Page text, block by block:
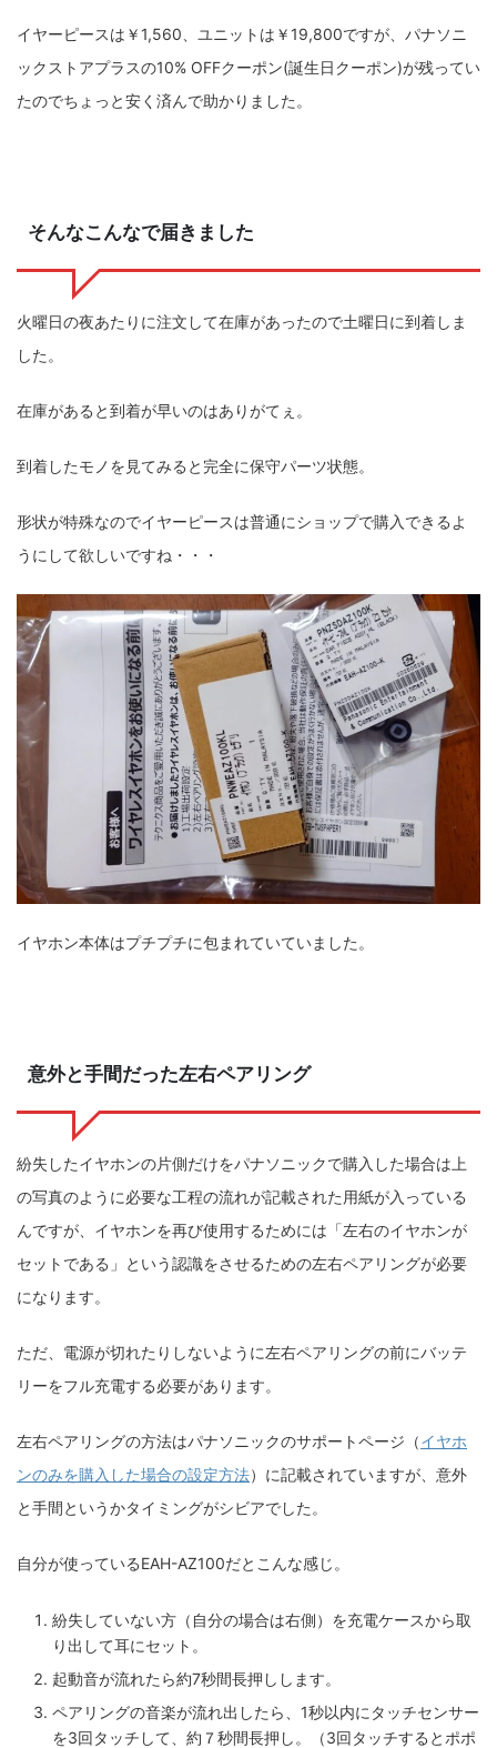
イヤーピースは￥1,560、ユニットは￥19,800ですが、パナソニ
ックストアプラスの10% OFFクーポン(誕生日クーポン)が残ってい
たのでちょっと安く済んで助かりました。
そんなこんなで届きました
火曜日の夜あたりに注文して在庫があったので土曜日に到着しま
した。
在庫があると到着が早いのはありがてぇ。
到着したモノを見てみると完全に保守パーツ状態。
形状が特殊なのでイヤーピースは普通にショップで購入できるよ
うにして欲しいですね・・・
イヤホン本体はプチプチに包まれていていました。
意外と手間だった左右ペアリング
紛失したイヤホンの片側だけをパナソニックで購入した場合は上
の写真のように必要な工程の流れが記載された用紙が入っている
んですが、イヤホンを再び使用するためには「左右のイヤホンが
セットである」という認識をさせるための左右ペアリングが必要
になります。
ただ、電源が切れたりしないように左右ペアリングの前にバッテ
リーをフル充電する必要があります。
左右ペアリングの方法はパナソニックのサポートページ（イヤホ
ンのみを購入した場合の設定方法）に記載されていますが、意外
と手間というかタイミングがシビアでした。
自分が使っているEAH-AZ100だとこんな感じ。
紛失していない方（自分の場合は右側）を充電ケースから取
り出して耳にセット。
起動音が流れたら約7秒間長押しします。
ペアリングの音楽が流れ出したら、1秒以内にタッチセンサー
を3回タッチして、約７秒間長押し。（3回タッチするとポポ